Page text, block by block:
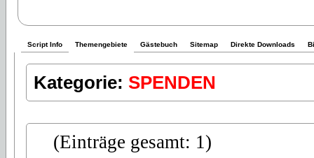
Script Info Themengebiete Gästebuch Sitemap Direkte Downloads
Kategorie: SPENDEN
(Einträge gesamt: 1)